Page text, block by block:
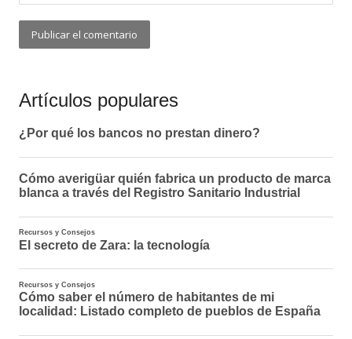
Artículos populares